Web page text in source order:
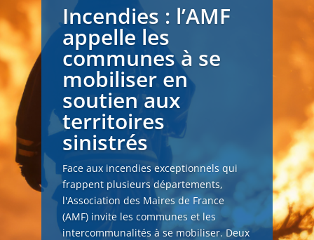
Incendies : l’AMF
appelle les
communes à se
mobiliser en
soutien aux
territoires
sinistrés
Face aux incendies exceptionnels qui
frappent plusieurs départements,
l'Association des Maires de France
(AMF) invite les communes et les
intercommunalités à se mobiliser. Deux